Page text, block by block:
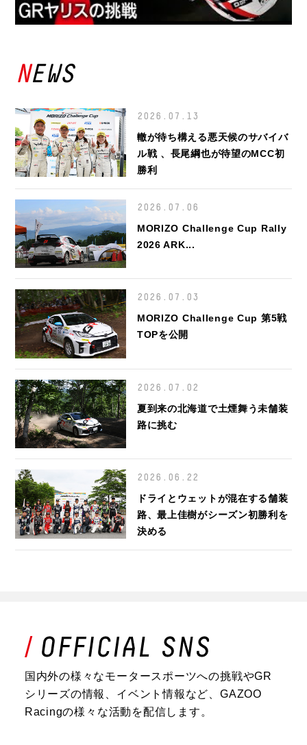
NEWS
2026.07.13
轍が待ち構える悪天候のサバイバ
ル戦 、長尾綱也が待望のMCC初
勝利
2026.07.06
MORIZO Challenge Cup Rally
2026 ARK...
2026.07.03
MORIZO Challenge Cup 第5戦
TOPを公開
2026.07.02
夏到来の北海道で土煙舞う未舗装
路に挑む
2026.06.22
ドライとウェットが混在する舗装
路、最上佳樹がシーズン初勝利を
決める
国内外の様々なモータースポーツへの挑戦やGR
シリーズの情報、イベント情報など、GAZOO
Racingの様々な活動を配信します。